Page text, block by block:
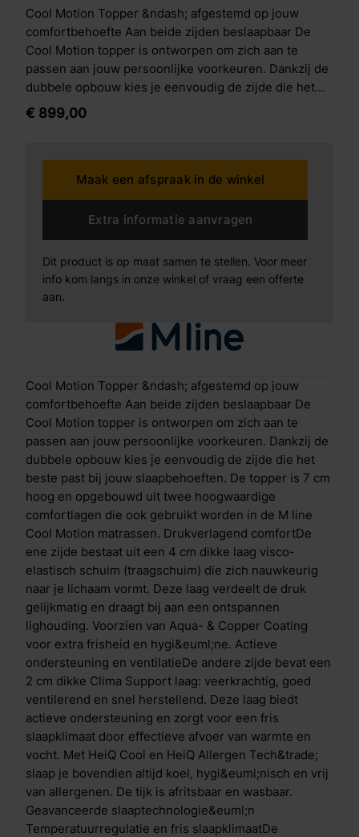
Cool Motion Topper &ndash; afgestemd op jouw
comfortbehoefte Aan beide zijden beslaapbaar De
Cool Motion topper is ontworpen om zich aan te
passen aan jouw persoonlijke voorkeuren. Dankzij de
dubbele opbouw kies je eenvoudig de zijde die het
beste past bij jouw slaapbehoeften. De topper is 7 cm
hoog en opgebouwd uit twee hoogwaardige
Cool Motion matrassen. Drukverlagend comfortDe
ene zijde bestaat uit een 4 cm dikke laag visco-
elastisch schuim (traagschuim) die zich nauwkeurig
naar je lichaam vormt. Deze laag verdeelt de druk
voor extra frisheid en hygi&euml;ne. Actieve
ondersteuning en ventilatieDe andere zijde bevat een
ventilerend en snel herstellend. Deze laag biedt
actieve ondersteuning en zorgt voor een fris
vocht. Met HeiQ Cool en HeiQ Allergen Tech&trade;
slaap je bovendien altijd koel, hygi&euml;nisch en vrij
van allergenen. De tijk is afritsbaar en wasbaar.
Geavanceerde slaaptechnologie&euml;n
Temperatuurregulatie en fris slaapklimaatDe
traagschuimzijde is verrijkt met een gepatenteerde
Aqua- en Copper Coating. Deze technologie zorgt
voor een directe verkoelende sensatie bij aanraking,
optimale temperatuurregulatie en actieve
bescherming tegen bacteri&euml;n. Daarnaast is de
hoes van de topper voorzien van dezelfde
technologie&euml;n als het Cool Motion matras: HeiQ
Cool: reguleert de temperatuur tijdens de nacht. HeiQ
Allergen Tech&trade;: vermindert allergenen van
huisstofmijt en huisdieren dankzij actieve probiotica.
Onderhoud en hygi&euml;ne De afritsbare hoes is
wasbaar tot 60 &deg;C, waardoor je de topper
eenvoudig schoon en fris houdt. Waarom de M line
Cool Motion topper firm: Dubbelzijdig gebruik: kies
zelf je gewenste comfort Traagschuimzijde met
verkoelende Aqua- & Copper Coating
Koudschuimzijde met optimale ondersteuning en
ventilatie Temperatuur- en allergeenregulerende
matrashoes Geschikt voor alle slaaphoudingen
Wasbare hoes voor blijvende hygi&euml;ne
€ 899,00
Maak een afspraak in de winkel
Extra informatie aanvragen
Dit product is op maat samen te stellen. Voor meer
info kom langs in onze winkel of vraag een offerte
aan.
Cool Motion Topper &ndash; afgestemd op jouw
comfortbehoefte Aan beide zijden beslaapbaar De
Cool Motion topper is ontworpen om zich aan te
passen aan jouw persoonlijke voorkeuren. Dankzij de
dubbele opbouw kies je eenvoudig de zijde die het
beste past bij jouw slaapbehoeften. De topper is 7 cm
hoog en opgebouwd uit twee hoogwaardige
comfortlagen die ook gebruikt worden in de M line
Cool Motion matrassen. Drukverlagend comfortDe
ene zijde bestaat uit een 4 cm dikke laag visco-
elastisch schuim (traagschuim) die zich nauwkeurig
naar je lichaam vormt. Deze laag verdeelt de druk
gelijkmatig en draagt bij aan een ontspannen
lighouding. Voorzien van Aqua- & Copper Coating
voor extra frisheid en hygi&euml;ne. Actieve
ondersteuning en ventilatieDe andere zijde bevat een
2 cm dikke Clima Support laag: veerkrachtig, goed
ventilerend en snel herstellend. Deze laag biedt
actieve ondersteuning en zorgt voor een fris
slaapklimaat door effectieve afvoer van warmte en
vocht. Met HeiQ Cool en HeiQ Allergen Tech&trade;
slaap je bovendien altijd koel, hygi&euml;nisch en vrij
van allergenen. De tijk is afritsbaar en wasbaar.
Geavanceerde slaaptechnologie&euml;n
Temperatuurregulatie en fris slaapklimaatDe